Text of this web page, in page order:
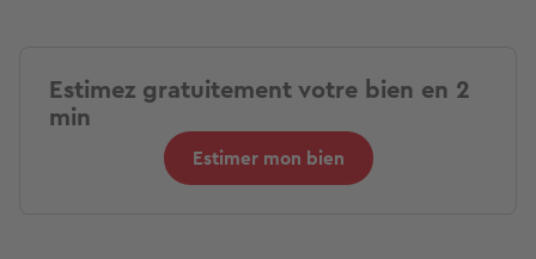
Estimez gratuitement votre bien en 2
min
Estimer mon bien